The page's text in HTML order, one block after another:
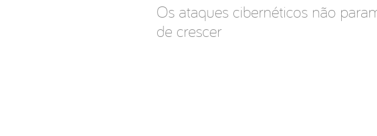
Os ataques cibernéticos não
de crescer